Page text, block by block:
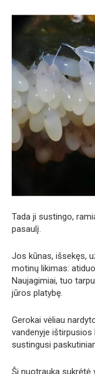
Tada ji sustingo,
pasaulį.
Jos kūnas, išsekęs,
motinų likimas:
Naujagimiai, tuo
jūros platybę.
Gerokai vėliau
vandenyje ištirpusios
sustingusi
Ši nuotrauka sukrėtė